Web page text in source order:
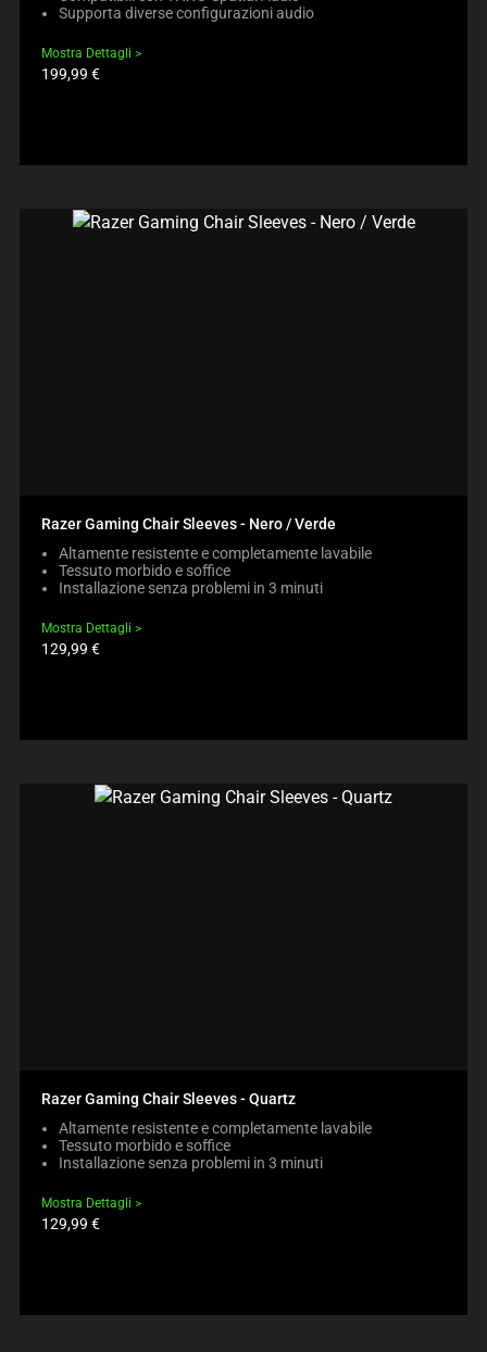
Supporta diverse configurazioni audio
Mostra Dettagli
Prezzo
prodotto:
199,99 €
Razer Gaming Chair Sleeves - Nero / Verde
Altamente resistente e completamente lavabile
Tessuto morbido e soffice
Installazione senza problemi in 3 minuti
Mostra Dettagli
Prezzo
prodotto:
129,99 €
Razer Gaming Chair Sleeves - Quartz
Altamente resistente e completamente lavabile
Tessuto morbido e soffice
Installazione senza problemi in 3 minuti
Mostra Dettagli
Prezzo
prodotto:
129,99 €